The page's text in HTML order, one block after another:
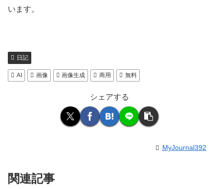
います。
日記
AI 画像 画像生成 商用 無料
シェアする
MyJournal392
関連記事